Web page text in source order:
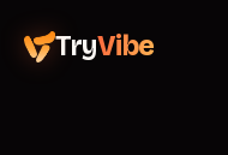
TryVibe